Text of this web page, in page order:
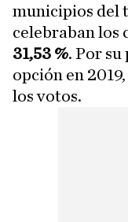
municipios del
celebraban los
31,53 %. Por
opción en
los votos.